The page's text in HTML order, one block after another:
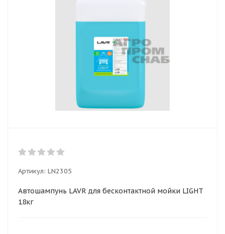
Артикул: LN2305
Автошампунь LAVR для бесконтактной мойки LIGHT
18кг